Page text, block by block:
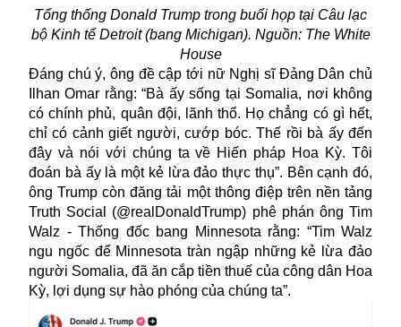
Tổng thống Donald Trump trong buổi họp tại Câu lạc
bộ Kinh tế Detroit (bang Michigan). Nguồn: The White
House
Đáng chú ý, ông đề cập tới nữ Nghị sĩ Đảng Dân chủ
Ilhan Omar rằng: “Bà ấy sống tại Somalia, nơi không
có chính phủ, quân đội, lãnh thổ. Họ chẳng có gì hết,
chỉ có cảnh giết người, cướp bóc. Thế rồi bà ấy đến
đây và nói với chúng ta về Hiến pháp Hoa Kỳ. Tôi
đoán bà ấy là một kẻ lừa đảo thực thụ”. Bên cạnh đó,
ông Trump còn đăng tải một thông điệp trên nền tảng
Truth Social (@realDonaldTrump) phê phán ông Tim
Walz - Thống đốc bang Minnesota rằng: “Tim Walz
ngu ngốc để Minnesota tràn ngập những kẻ lừa đảo
người Somalia, đã ăn cắp tiền thuế của công dân Hoa
Kỳ, lợi dụng sự hào phóng của chúng ta”.